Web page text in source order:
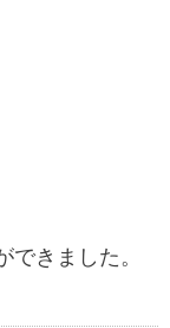
できました。